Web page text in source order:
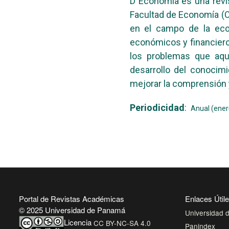
Facultad de Economía
en el campo de la
económicos y
los problemas que
desarrollo del
mejorar la
Periodicidad : Anual
Portal de Revistas Académicas
© 2025 Universidad de Panamá
Licencia CC BY-NC-SA 4.0
Enlaces
Universidad
Panindex